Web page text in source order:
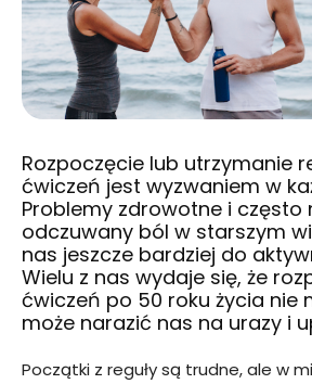
Rozpoczęcie lub utrzymanie
ćwiczeń jest wyzwaniem w
Problemy zdrowotne i często
odczuwany ból w starszym
nas jeszcze bardziej do
Wielu z nas wydaje się, że
ćwiczeń po 50 roku życia nie
może narazić nas na urazy i
Początki z reguły są trudne, ale w